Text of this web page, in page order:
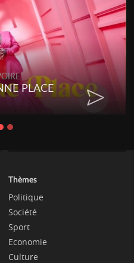
PLACE
Thèmes
Politique
Société
Sport
Economie
Culture